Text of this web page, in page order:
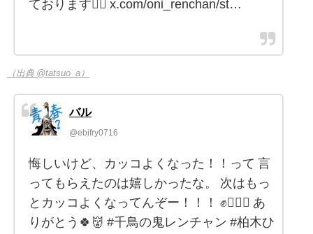
ております🙇‍♂️ x.com/oni_renchan/st…
（出典 @tatsuo_a）
バル
@ebifry0716
悔しいけど、カッコよくなった！！って 言
ってもらえたのは嬉しかったな。 次はもっ
とカッコよくなってんぞー！！！ ✊❤️‍🔥🐤 あ
りがとう🍀👹 #千鳥の鬼レンチャン #柏木ひ